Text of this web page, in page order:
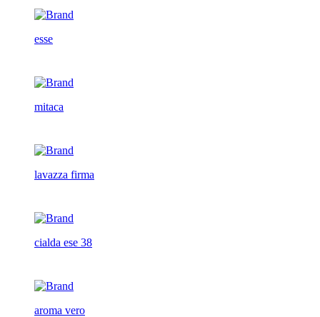
esse
mitaca
lavazza firma
cialda ese 38
aroma vero